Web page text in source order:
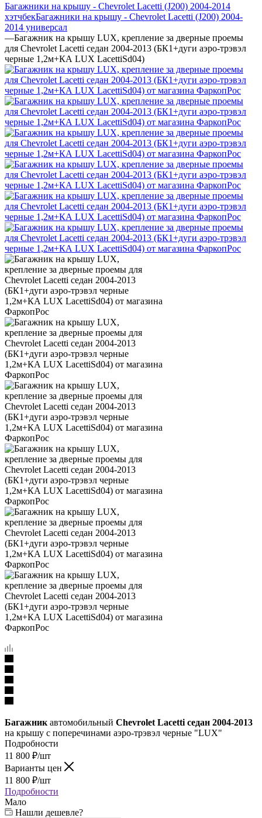
Багажники на крышу - Chevrolet Lacetti (J200) 2004-2014
хэтчбекБагажники на крышу - Chevrolet Lacetti (J200) 2004-
2014 универсал
—Багажник на крышу LUX, крепление за дверные проемы
для Chevrolet Lacetti седан 2004-2013 (БК1+дуги аэро-трэвэл
черные 1,2м+КА LUX LacettiSd04)
Багажник автомобильный Chevrolet Lacetti седан 2004-2013
на крышу с поперечинами аэро-трэвэл черные "LUX"
Подробности
11 800 ₽/шт
Варианты цен
11 800 ₽/шт
Подробности
Мало
Нашли дешевле?